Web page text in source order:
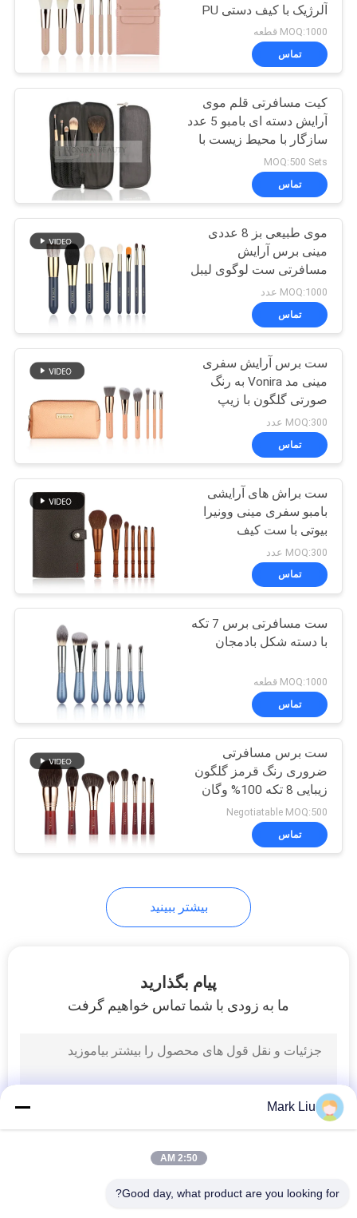
برس های آرایش مو
طبیعی
47
برس آرایشی
مصنوعی
89
مجموعه برس آرایش
حرفه ای
25
مجموعه آرایش سفره
27
مجموعه برس آرایش
52
برس های آرایش
برس های رنگی بدن
23
آلرژیک با کیف دستی PU
MOQ:1000 قطعه
تماس
کیت مسافرتی قلم موی
آرایش دسته ای بامبو 5 عدد
سازگار با محیط زیست با
موهای طبیعی
MOQ:500 Sets
تماس
موی طبیعی بز 8 عددی
مینی برس آرایش
مسافرتی ست لوگوی لیبل
خصوصی عمده فروشی
MOQ:1000 عدد
تماس
ست برس آرایش سفری
مینی مد Vonira به رنگ
صورتی گلگون با زیپ
MOQ:300 عدد
تماس
ست براش های آرایشی
بامبو سفری مینی وونیرا
بیوتی با ست کیف
نگهدارنده
MOQ:300 عدد
تماس
ست مسافرتی برس 7 تکه
با دسته شکل بادمجان
MOQ:1000 قطعه
تماس
ست برس مسافرتی
ضروری رنگ قرمز گلگون
زیبایی 8 تکه 100% وگان
کرولتی رایگان کیت مینی
آرایش صورت برای چشم
Negotiatable MOQ:500
تماس
بیشتر ببینید
پیام بگذارید
ما به زودی با شما تماس خواهیم گرفت
Mark Liu
2:50 AM
Good day, what product are you looking for?